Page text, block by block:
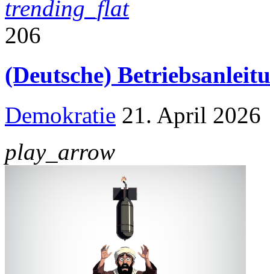
trending_flat
206
(Deutsche)
Demokratie 21. April 2026
play_arrow